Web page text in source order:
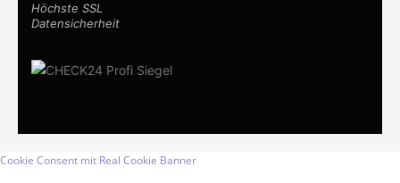
Höchste SSL
Datensicherheit
Cookie Consent mit Real Cookie Banner